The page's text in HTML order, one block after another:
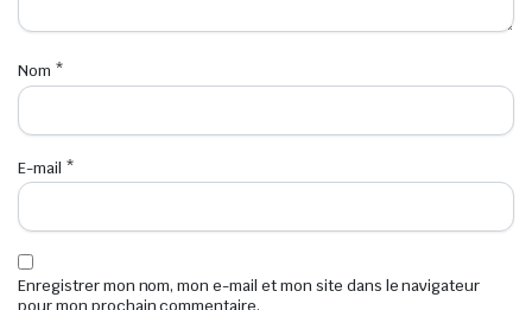
Nom *
E-mail *
Enregistrer mon nom, mon e-mail et mon site dans le navigateur
pour mon prochain commentaire.